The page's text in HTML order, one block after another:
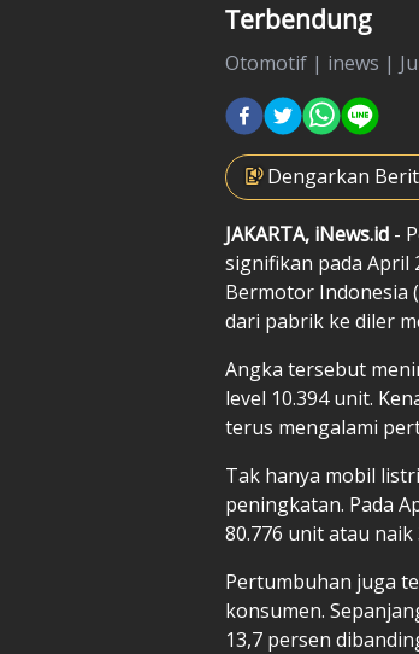
Terbendung
Otomotif | inews |
Dengarkan
JAKARTA, iNews.id -
signifikan pada April
Bermotor Indonesia
dari pabrik ke diler
Angka tersebut
level 10.394 unit.
terus mengalami
Tak hanya mobil
peningkatan. Pada
80.776 unit atau
Pertumbuhan juga
konsumen.
13,7 persen